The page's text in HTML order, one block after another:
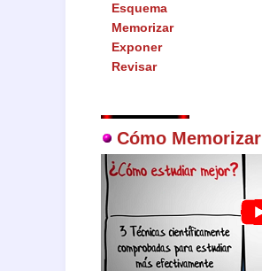
Esquema
Memorizar
Exponer
Revisar
Cómo Memorizar